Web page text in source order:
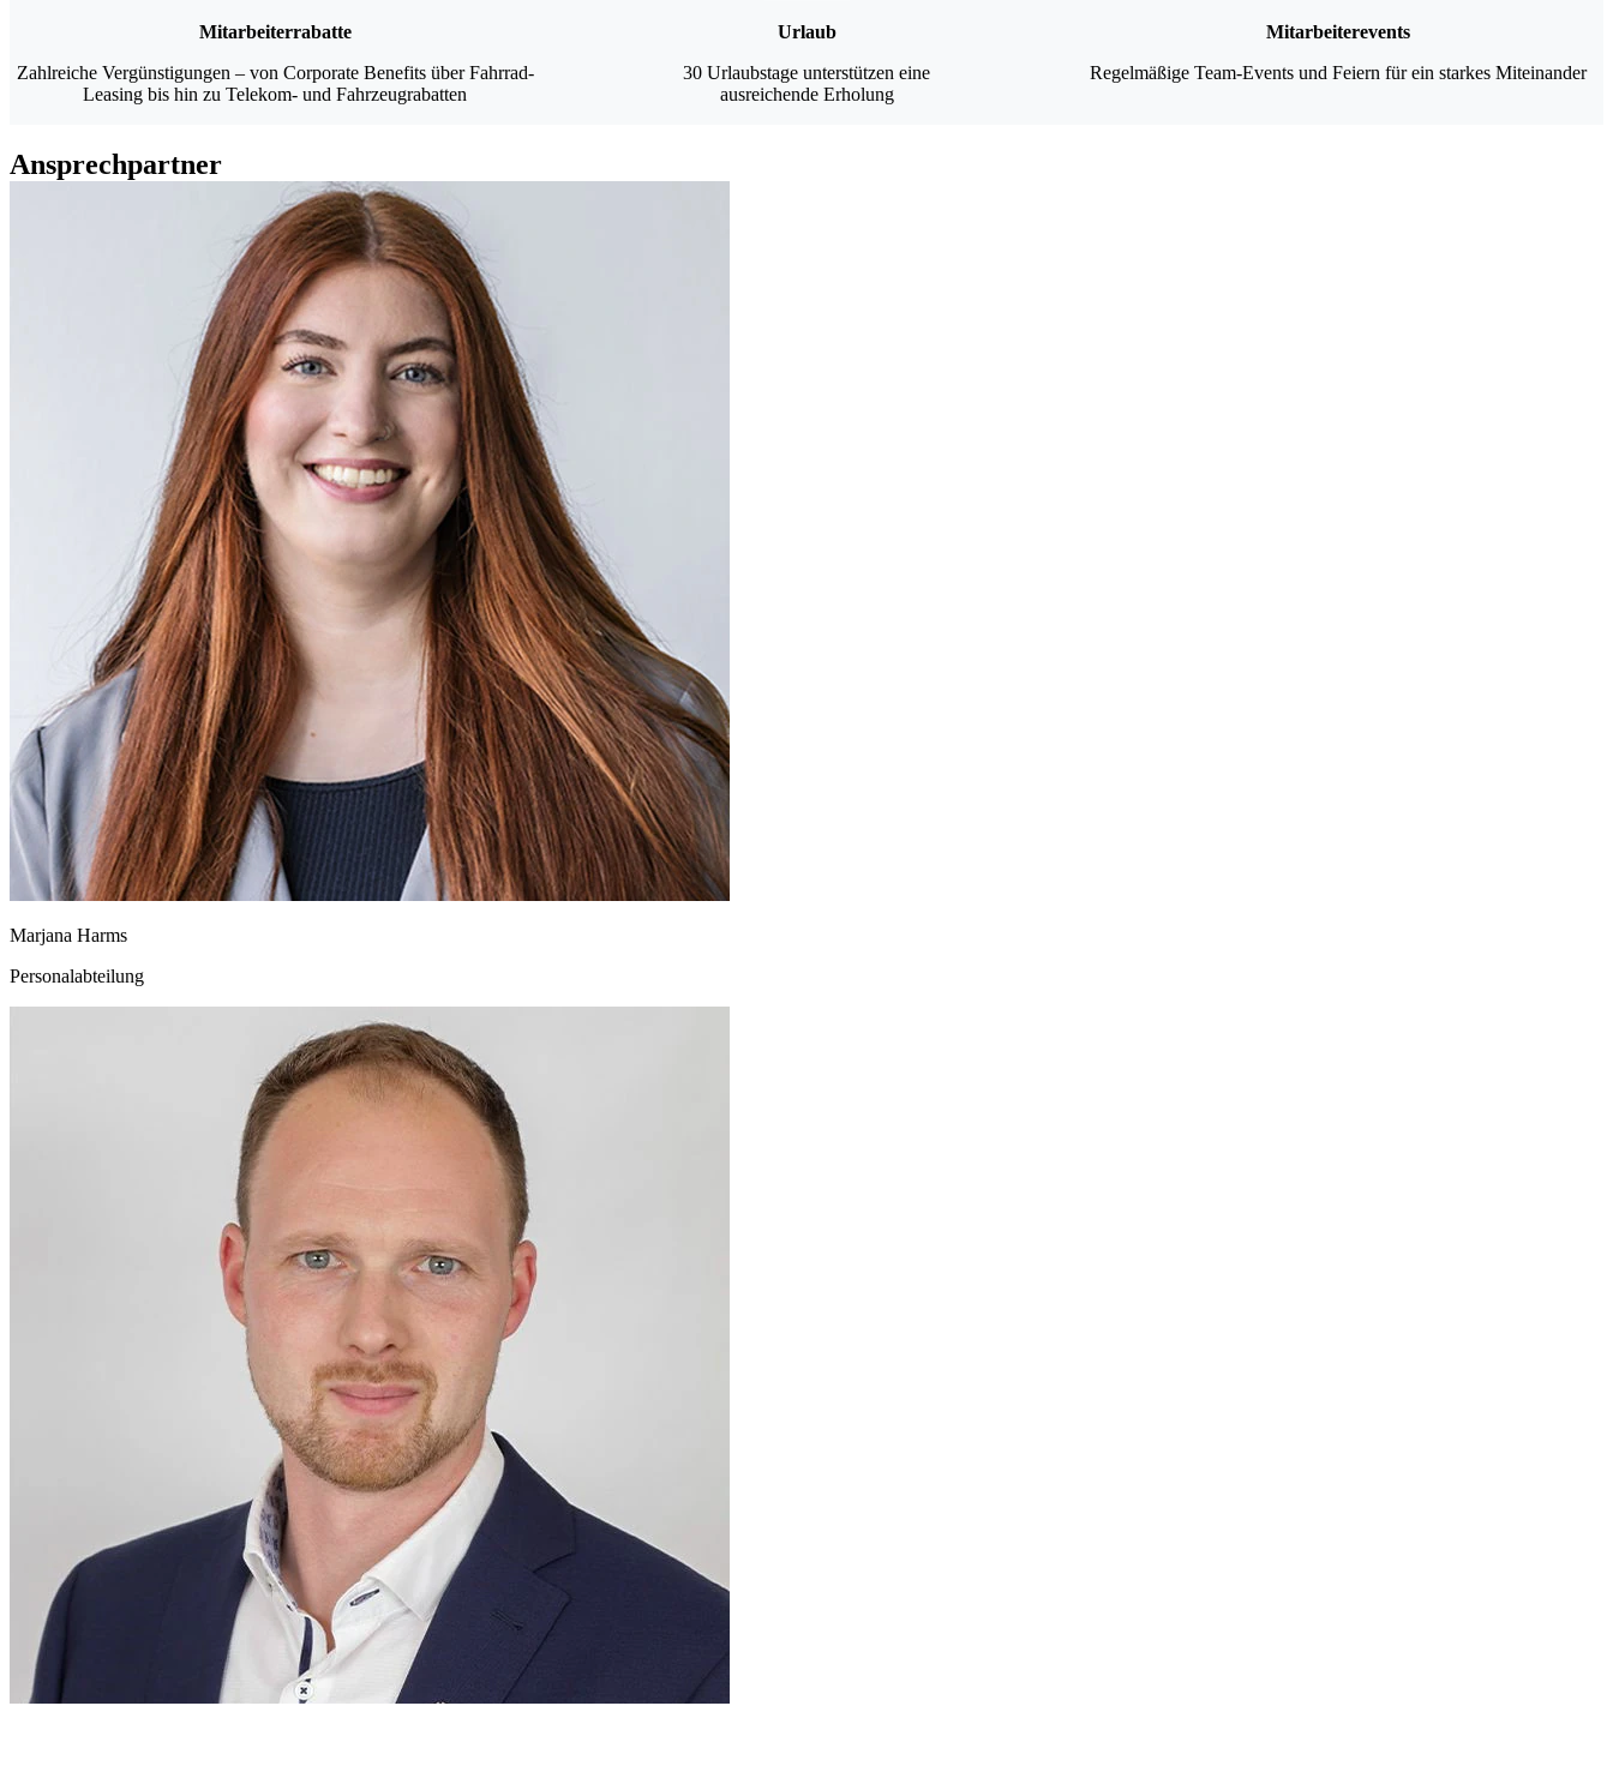
Mitarbeiterrabatte
Zahlreiche Vergünstigungen – von Corporate Benefits über Fahrrad-
Leasing bis hin zu Telekom- und Fahrzeugrabatten
Urlaub
30 Urlaubstage unterstützen eine
ausreichende Erholung
Mitarbeiterevents
Regelmäßige Team-Events und Feiern für ein starkes Miteinander
Ansprechpartner
Marjana Harms
Personalabteilung